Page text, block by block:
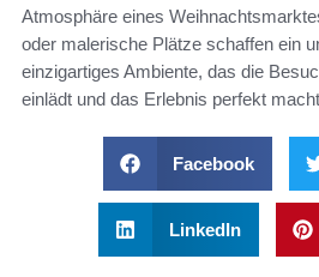
Atmosphäre eines
oder malerische Plätze schaffen ein
einzigartiges Ambiente, das die
einlädt und das Erlebnis perfekt
Facebook
LinkedIn